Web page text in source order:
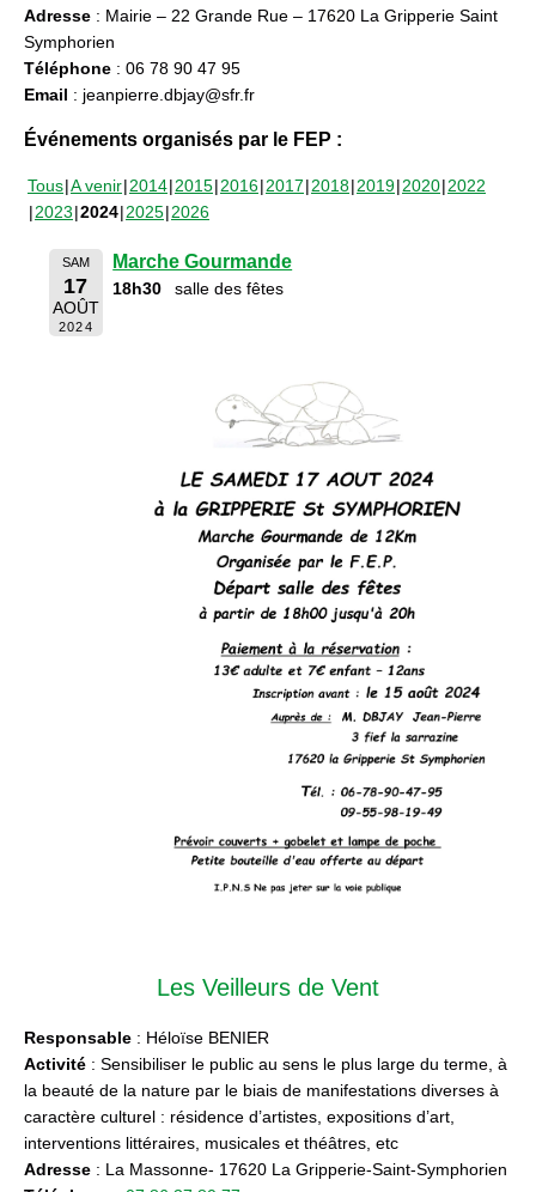
Adresse : Mairie – 22 Grande Rue – 17620 La Gripperie Saint
Symphorien
Téléphone : 06 78 90 47 95
Email : jeanpierre.dbjay@sfr.fr
Événements organisés par le FEP :
Tous A venir 2014 2015 2016 2017 2018 2019 2020 2022
2023 2024 2025 2026
SAM
17
AOÛT
2024
Marche Gourmande
18h30 salle des fêtes
Les Veilleurs de Vent
Responsable : Héloïse BENIER
Activité : Sensibiliser le public au sens le plus large du terme, à
la beauté de la nature par le biais de manifestations diverses à
caractère culturel : résidence d’artistes, expositions d’art,
interventions littéraires, musicales et théâtres, etc
Adresse : La Massonne- 17620 La Gripperie-Saint-Symphorien